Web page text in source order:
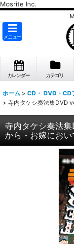
Mosrite Inc.
メニュー
カレンダー カテゴリ
ホーム > CD・ DVD・CD
> 寺内タケシ奏法集DVD
寺内タケシ奏法
から・お嫁におい